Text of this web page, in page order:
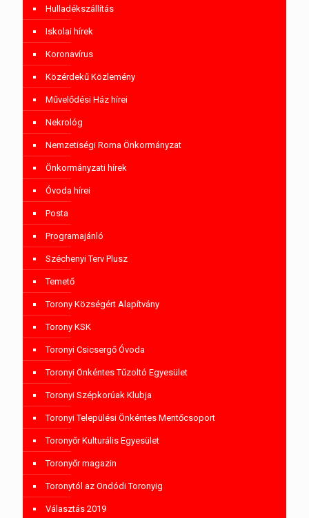
Hulladékszállítás
Iskolai hírek
Koronavírus
Közérdekű Közlemény
Művelődési Ház hírei
Nekrológ
Nemzetiségi Roma Önkormányzat
Önkormányzati hírek
Óvoda hírei
Posta
Programajánló
Széchenyi Terv Plusz
Temető
Torony Községért Alapítvány
Torony KSK
Toronyi Csicsergő Óvoda
Toronyi Önkéntes Tűzoltó Egyesület
Toronyi Szépkorúak Klubja
Toronyi Települési Önkéntes Mentőcsoport
Toronyőr Kulturális Egyesület
Toronyőr magazin
Toronytól az Ondódi Toronyig
Választás 2019